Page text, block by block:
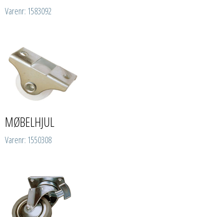
Varenr: 1583092
MØBELHJUL
Varenr: 1550308